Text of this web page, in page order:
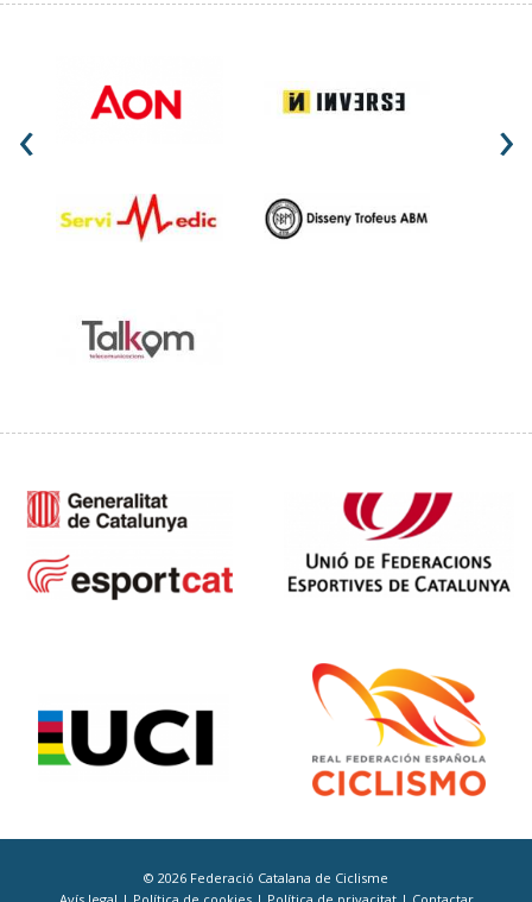
‹ ›
© 2026 Federació Catalana de Ciclisme